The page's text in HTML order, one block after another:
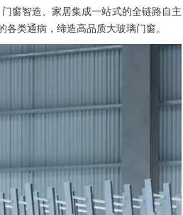
窗智造、家居集成一站式的全链路自主
类通病，缔造高品质大玻璃门窗。